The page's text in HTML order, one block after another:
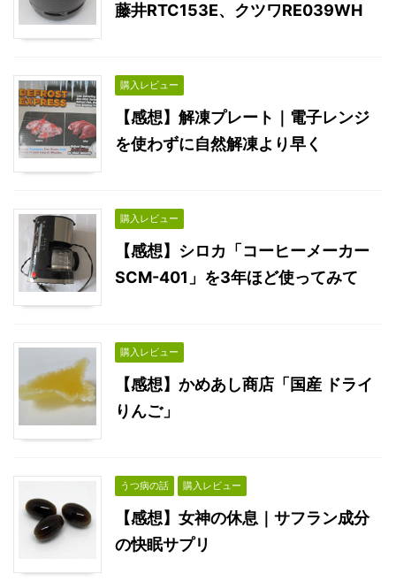
藤井RTC153E、クツワRE039WH
購入レビュー
【感想】解凍プレート｜電子レンジ
を使わずに自然解凍より早く
購入レビュー
【感想】シロカ「コーヒーメーカー
SCM-401」を3年ほど使ってみて
購入レビュー
【感想】かめあし商店「国産 ドライ
りんご」
うつ病の話 購入レビュー
【感想】女神の休息｜サフラン成分
の快眠サプリ